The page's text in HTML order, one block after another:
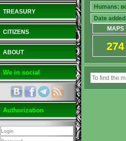
TREASURY
CITIZENS
ABOUT
We in social
Authorization
MAPS
274